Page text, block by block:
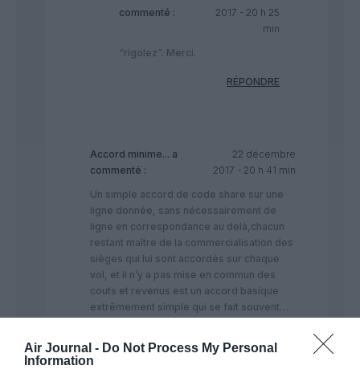
Air Journal - Do Not Process My Personal
Information
commenté :
2017 - 20 h 25
min
“rigolez”. Merci.
RÉPONDRE
Accord minime... a
commenté :
22 décembre
2017 - 20 h 41 min
Un simple accord de code share sur une
ligne donnée, sans nécessairement de
ligne en correspondance au delà,chacun
restant maître de la commercialisation des
sièges qui lui sont accordés sur chaque
vol, et il n’y a pas mise en commun des
couts et revenus est un accord basique
extrêmement simple qui se fait souvent…